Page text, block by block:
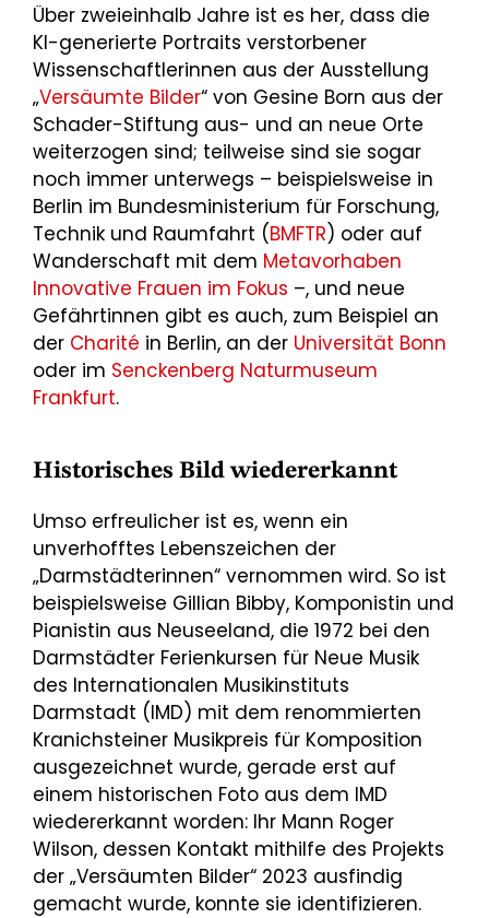
Über zweieinhalb Jahre ist es her, dass die
KI-generierte Portraits verstorbener
Wissenschaftlerinnen aus der Ausstellung
„Versäumte Bilder“ von Gesine Born aus der
Schader-Stiftung aus- und an neue Orte
weiterzogen sind; teilweise sind sie sogar
noch immer unterwegs – beispielsweise in
Berlin im Bundesministerium für Forschung,
Technik und Raumfahrt (BMFTR) oder auf
Wanderschaft mit dem Metavorhaben
Innovative Frauen im Fokus –, und neue
Gefährtinnen gibt es auch, zum Beispiel an
der Charité in Berlin, an der Universität Bonn
oder im Senckenberg Naturmuseum
Frankfurt.
Historisches Bild wiedererkannt
Umso erfreulicher ist es, wenn ein
unverhofftes Lebenszeichen der
„Darmstädterinnen“ vernommen wird. So ist
beispielsweise Gillian Bibby, Komponistin und
Pianistin aus Neuseeland, die 1972 bei den
Darmstädter Ferienkursen für Neue Musik
des Internationalen Musikinstituts
Darmstadt (IMD) mit dem renommierten
Kranichsteiner Musikpreis für Komposition
ausgezeichnet wurde, gerade erst auf
einem historischen Foto aus dem IMD
wiedererkannt worden: Ihr Mann Roger
Wilson, dessen Kontakt mithilfe des Projekts
der „Versäumten Bilder“ 2023 ausfindig
gemacht wurde, konnte sie identifizieren.